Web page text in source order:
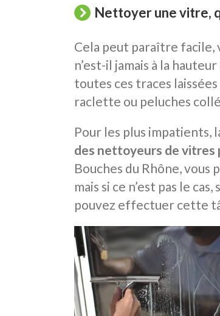
Nettoyer une vitre,
Cela peut paraître facile,
n’est-il jamais à la
toutes ces traces
raclette ou peluches
Pour les plus impatients,
des nettoyeurs de vitres
Bouches du Rhône, vous
mais si ce n’est pas le
pouvez effectuer cette